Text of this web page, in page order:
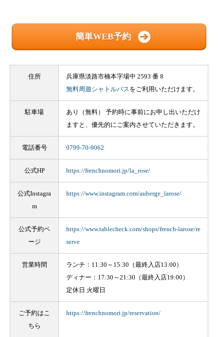
簡単WEB予約
住所
兵庫県淡路市楠本字場中 2593 番 8
無料周遊シャトルバスをご利用いただけます。
駐車場
あり（無料） 予約時に事前にお申し出いただけ
ますと、優先的にご案内させていただきます。
電話番号 0799-70-9062
公式HP https://frenchnomori.jp/la_rose/
公式Instagra
m
https://www.instagram.com/auberge_larose/
公式予約ペ
ージ
https://www.tablecheck.com/shops/french-larose/re
serve
営業時間
ランチ：11:30～15:30（最終入店13:00）
ディナー：17:30～21:30（最終入店19:00）
定休日 火曜日
ご予約はこ
ちら
https://frenchnomori.jp/reservation/